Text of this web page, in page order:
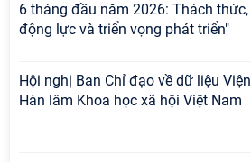
6 tháng đầu năm 2026: Thách thức,
động lực và triển vọng phát triển"
Hội nghị Ban Chỉ đạo về dữ liệu Viện
Hàn lâm Khoa học xã hội Việt Nam